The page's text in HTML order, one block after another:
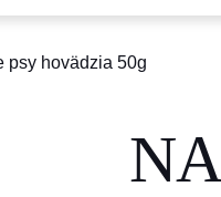
psy hovädzia 50g